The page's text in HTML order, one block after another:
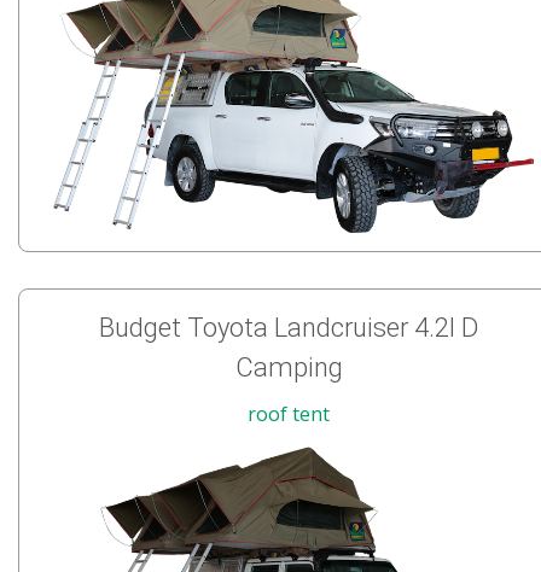
Budget Toyota Landcruiser 4.2l D
Camping
roof tent